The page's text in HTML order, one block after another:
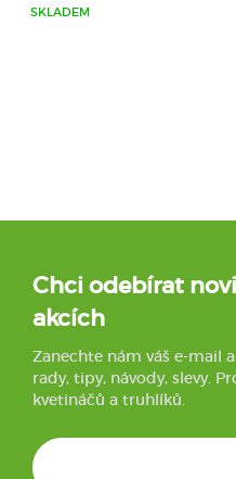
SKLADEM
Chci odebírat
akcích
Zanechte nám váš e-mail
rady, tipy, návody, slevy.
kvetináčů a truhlíků.